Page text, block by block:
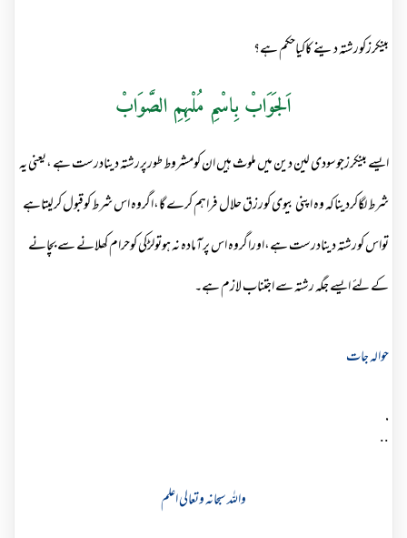
بینکرزکورشتہ دینے کاکیاحکم ہے؟
اَلجَوَابْ بِاسْمِ مُلْہِمِ الصَّوَابْ
ایسے بینکرزجوسودی لین دین میں ملوث ہیں ان کومشروط طورپررشتہ دینادرست ہے ،یعنی یہ
شرط لگاکردیناکہ وہ اپنی بیوی کورزق حلال فراہم کرے گا،اگروہ اس شرط کوقبول کرلیتاہے
تواس کورشتہ دینادرست ہے،اوراگروہ اس پرآمادہ نہ ہوتولڑکی کوحرام کھلانے سے بچانے
کے لئے ایسے جگہ رشتہ سے اجتناب لازم ہے۔
حوالہ جات
.
..
واللہ سبحانہ وتعالی اعلم